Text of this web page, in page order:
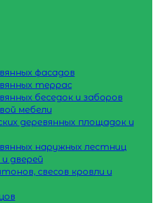
фасадов
террас
беседок и заборов
мебели
деревянных площадок и
наружных лестниц
дверей
свесов кровли и